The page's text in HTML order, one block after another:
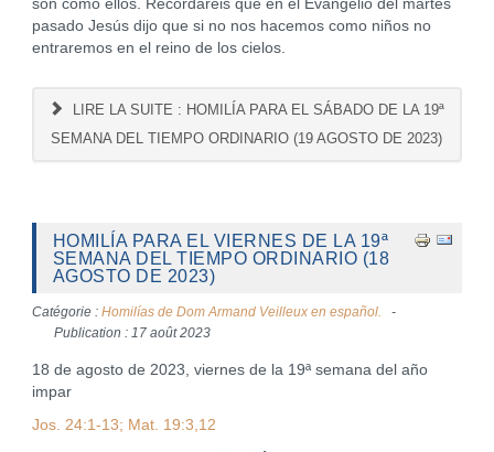
son como ellos. Recordaréis que en el Evangelio del martes
pasado Jesús dijo que si no nos hacemos como niños no
entraremos en el reino de los cielos.
LIRE LA SUITE : HOMILÍA PARA EL SÁBADO DE LA 19ª
SEMANA DEL TIEMPO ORDINARIO (19 AGOSTO DE 2023)
HOMILÍA PARA EL VIERNES DE LA 19ª
SEMANA DEL TIEMPO ORDINARIO (18
AGOSTO DE 2023)
Catégorie : Homilías de Dom Armand Veilleux en español.
Publication : 17 août 2023
18 de agosto de 2023, viernes de la 19ª semana del año
impar
Jos. 24:1-13; Mat. 19:3,12